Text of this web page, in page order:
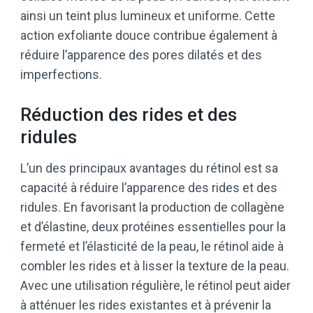
ainsi un teint plus lumineux et uniforme. Cette
action exfoliante douce contribue également à
réduire l’apparence des pores dilatés et des
imperfections.
Réduction des rides et des
ridules
L’un des principaux avantages du rétinol est sa
capacité à réduire l’apparence des rides et des
ridules. En favorisant la production de collagène
et d’élastine, deux protéines essentielles pour la
fermeté et l’élasticité de la peau, le rétinol aide à
combler les rides et à lisser la texture de la peau.
Avec une utilisation régulière, le rétinol peut aider
à atténuer les rides existantes et à prévenir la